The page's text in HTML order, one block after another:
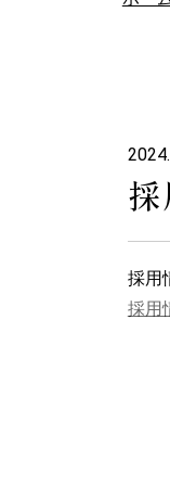
採用
採用